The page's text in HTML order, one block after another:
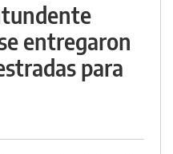
entregaron
para